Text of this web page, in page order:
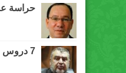
حراسة
7 دروس مستفادة من ثورة يناير